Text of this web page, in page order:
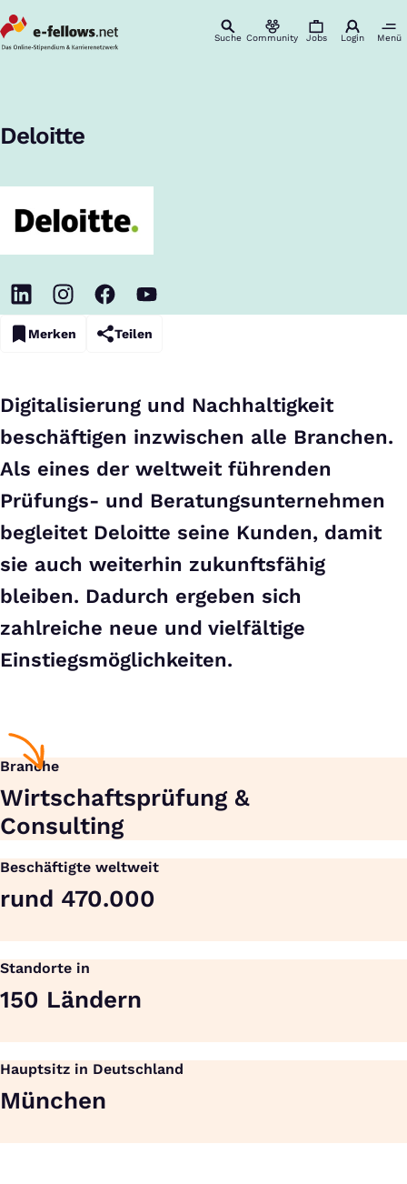
Suche Community Jobs Login Menü
Deloitte
Merken Teilen
Digitalisierung und Nachhaltigkeit
beschäftigen inzwischen alle Branchen.
Als eines der weltweit führenden
Prüfungs- und Beratungsunternehmen
begleitet Deloitte seine Kunden, damit
sie auch weiterhin zukunftsfähig
bleiben. Dadurch ergeben sich
zahlreiche neue und vielfältige
Einstiegsmöglichkeiten.
Branche
Wirtschaftsprüfung &
Consulting
Beschäftigte weltweit
rund 470.000
Standorte in
150 Ländern
Hauptsitz in Deutschland
München